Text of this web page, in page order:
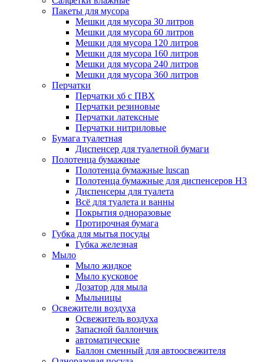
Пакеты для мусора
Мешки для мусора 30 литров
Мешки для мусора 60 литров
Мешки для мусора 120 литров
Мешки для мусора 160 литров
Мешки для мусора 240 литров
Мешки для мусора 360 литров
Перчатки
Перчатки хб с ПВХ
Перчатки резиновые
Перчатки латексные
Перчатки нитриловые
Бумага туалетная
Диспенсер для туалетной бумаги
Полотенца бумажные
Полотенца бумажные luscan
Полотенца бумажные для диспенсеров H3
Диспенсеры для туалета
Всё для туалета и ванны
Покрытия одноразовые
Протирочная бумага
Губка для мытья посуды
Губка железная
Мыло
Мыло жидкое
Мыло кусковое
Дозатор для мыла
Мыльницы
Освежители воздуха
Освежитель воздуха
Запасной баллончик
автоматические
Баллон сменный для автоосвежителя